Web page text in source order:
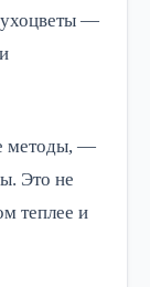
—
методы, —
Это не
теплее и